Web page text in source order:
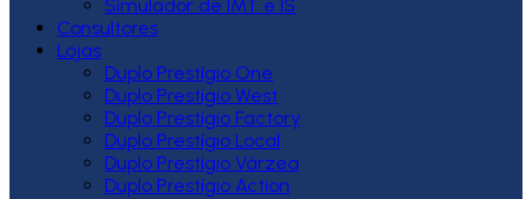
Simulador de IMT e IS
Consultores
Lojas
Duplo Prestígio One
Duplo Prestígio West
Duplo Prestígio Factory
Duplo Prestígio Local
Duplo Prestígio Várzea
Duplo Prestígio Action